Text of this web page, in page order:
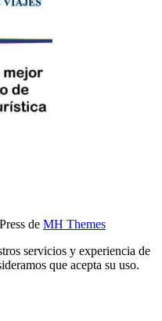
de MH Themes
servicios y experiencia de
que acepta su uso.